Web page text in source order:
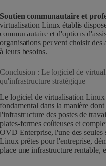
Soutien communautaire et
virtualisation Linux établis
communautaire et d'options
organisations peuvent choisir des
à leurs besoins.
Conclusion : Le logiciel de
qu'infrastructure stratégique
Le logiciel de virtualisation Linux
fondamental dans la manière
l'infrastructure des postes de
plates-formes coûteuses et
OVD Enterprise, l'une des
Linux prêtes pour l'entreprise,
place une infrastructure rentable,